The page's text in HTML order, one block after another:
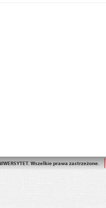
Wszelkie prawa zastrzeżone.